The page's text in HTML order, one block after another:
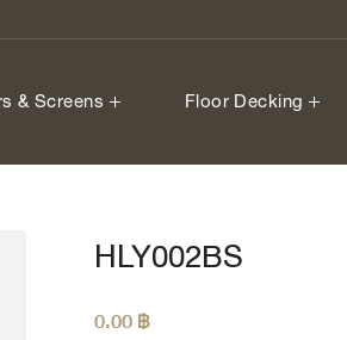
& Screens Floor Decking
HLY002BS
0.00฿